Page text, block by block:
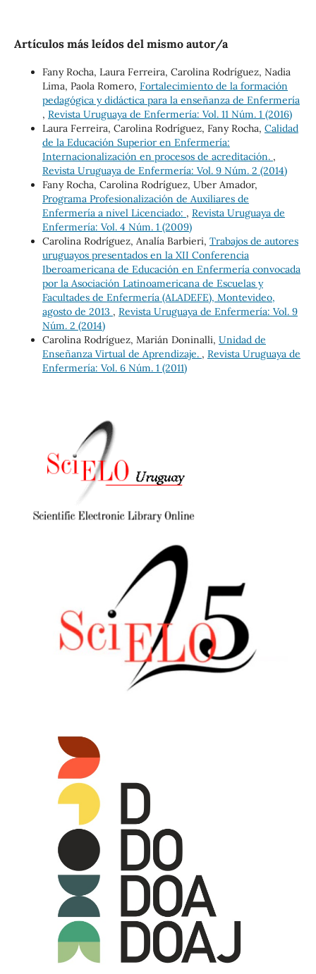
Artículos más leídos del mismo autor/a
Fany Rocha, Laura Ferreira, Carolina Rodríguez, Nadia
Lima, Paola Romero, Fortalecimiento de la formación
pedagógica y didáctica para la enseñanza de Enfermería
, Revista Uruguaya de Enfermería: Vol. 11 Núm. 1 (2016)
Laura Ferreira, Carolina Rodríguez, Fany Rocha, Calidad
de la Educación Superior en Enfermería:
Internacionalización en procesos de acreditación. ,
Revista Uruguaya de Enfermería: Vol. 9 Núm. 2 (2014)
Fany Rocha, Carolina Rodríguez, Uber Amador,
Programa Profesionalización de Auxiliares de
Enfermería a nivel Licenciado: , Revista Uruguaya de
Enfermería: Vol. 4 Núm. 1 (2009)
Carolina Rodríguez, Analía Barbieri, Trabajos de autores
uruguayos presentados en la XII Conferencia
Iberoamericana de Educación en Enfermería convocada
por la Asociación Latinoamericana de Escuelas y
Facultades de Enfermería (ALADEFE), Montevideo,
agosto de 2013 , Revista Uruguaya de Enfermería: Vol. 9
Núm. 2 (2014)
Carolina Rodríguez, Marián Doninalli, Unidad de
Enseñanza Virtual de Aprendizaje. , Revista Uruguaya de
Enfermería: Vol. 6 Núm. 1 (2011)